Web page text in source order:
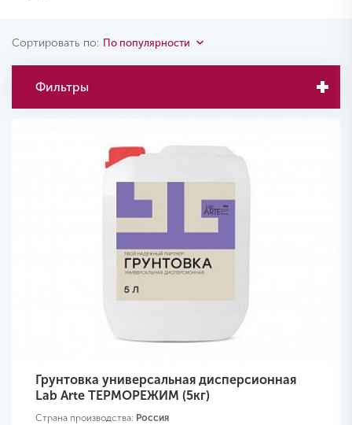
Сортировать по: По популярности
Фильтры
Грунтовка универсальная дисперсионная
Lab Arte ТЕРМОРЕЖИМ (5кг)
Страна производства: Россия